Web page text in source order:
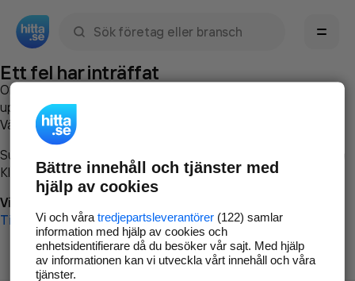
Ett fel har inträffat
Om du vill kan du
uppstod så att vi lättare och snabbare kan avhjälpa det.
Vänligen försök med följande:
Surfa till
Klicka påTillbaka-knappen i webbläsaren och försök igen
Vi beklagar besväret!
Till startsidan
Bättre innehåll och tjänster med
hjälp av cookies
Vi och våra tredjepartsleverantörer(122) samlar
information med hjälp av cookies och
enhetsidentifierare då du besöker vår sajt. Med hjälp
av informationen kan vi utveckla vårt innehåll och våra
tjänster.